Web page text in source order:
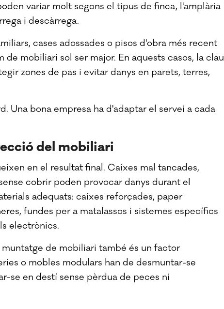
variar molt segons el tipus de finca, l'amplària
i descàrrega.
cases adossades o pisos d'obra més recent
mobiliari sol ser major. En aquests casos, la clau
zones de pas i evitar danys en parets, terres,
Una bona empresa ha d'adaptar el servei a cada
del mobiliari
en el resultat final. Caixes mal tancades,
cobrir poden provocar danys durant el
adequats: caixes reforçades, paper
fundes per a matalassos i sistemes específics
electrònics.
de mobiliari també és un factor
o mobles modulars han de desmuntar-se
se en destí sense pèrdua de peces ni